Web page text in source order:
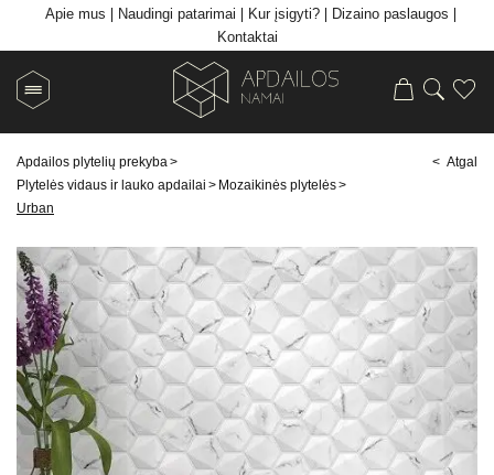
Apie mus Naudingi patarimai Kur įsigyti?
Dizaino paslaugos
Kontaktai
Apdailos plytelių prekyba >
Plytelės vidaus ir lauko apdailai > Mozaikinės plytelės>
Urban
< Atgal